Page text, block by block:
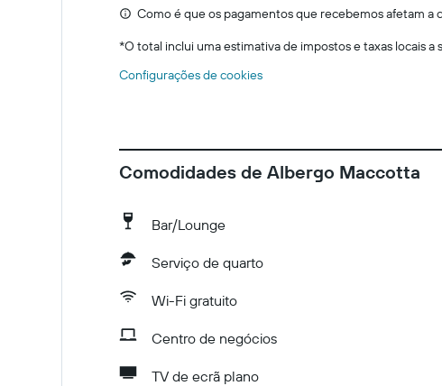
Como é que os pagamentos que recebemos afetam a
*O total inclui uma estimativa de impostos e taxas locais
Configurações de cookies
Comodidades de Albergo Maccotta
Bar/Lounge
Serviço de quarto
Wi-Fi gratuito
Centro de negócios
TV de ecrã plano